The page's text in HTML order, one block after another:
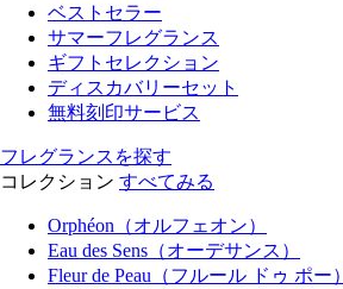
ベストセラー
サマーフレグランス
ギフトセレクション
ディスカバリーセット
無料刻印サービス
フレグランスを探す
コレクション すべてみる
Orphéon（オルフェオン）
Eau des Sens（オーデサンス）
Fleur de Peau（フルール ドゥ ポー）